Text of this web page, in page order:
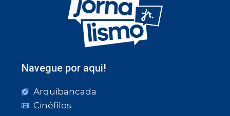
Navegue por aqui!
Arquibancada
Cinéfilos